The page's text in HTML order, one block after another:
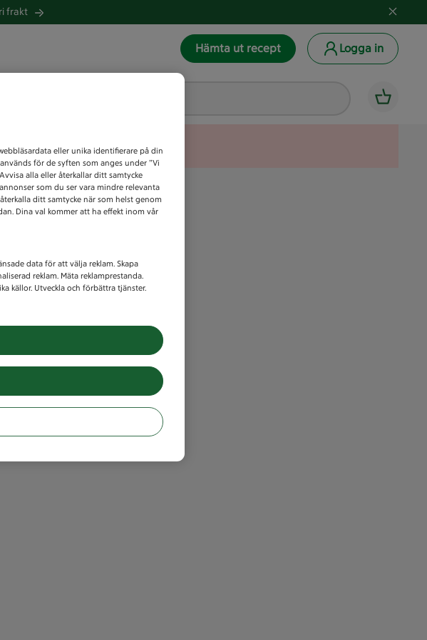
frakt
Hämta ut recept Logga in
Unknown erroreller unika identifierare på din
för de syften som anges under ”Vi
alla eller återkallar ditt samtycke
som du ser vara mindre relevanta
ditt samtycke när som helst genom
Dina val kommer att ha effekt inom vår
data för att välja reklam. Skapa
reklam. Mäta reklamprestanda.
källor. Utveckla och förbättra tjänster.